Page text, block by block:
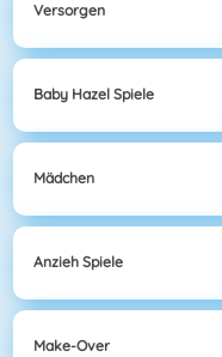
Versorgen
Baby Hazel Spiele
Mädchen
Anzieh Spiele
Make-Over